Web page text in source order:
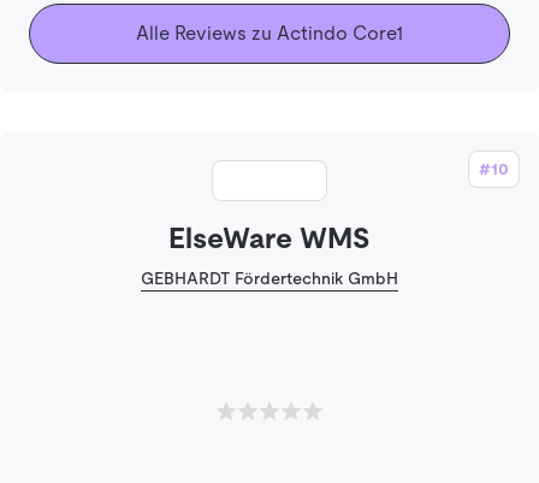
Alle Reviews zu Actindo Core1
#10
ElseWare WMS
GEBHARDT Fördertechnik GmbH